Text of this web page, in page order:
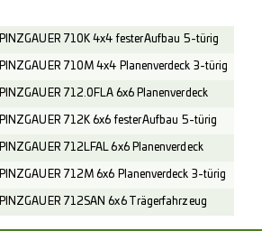
PINZGAUER 710K 4x4 fester Aufbau 5-türig
PINZGAUER 710M 4x4 Planenverdeck 3-türig
PINZGAUER 712.0FLA 6x6 Planenverdeck
PINZGAUER 712K 6x6 fester Aufbau 5-türig
PINZGAUER 712LFAL 6x6 Planenverdeck
PINZGAUER 712M 6x6 Planenverdeck 3-türig
PINZGAUER 712SAN 6x6 Trägerfahrzeug